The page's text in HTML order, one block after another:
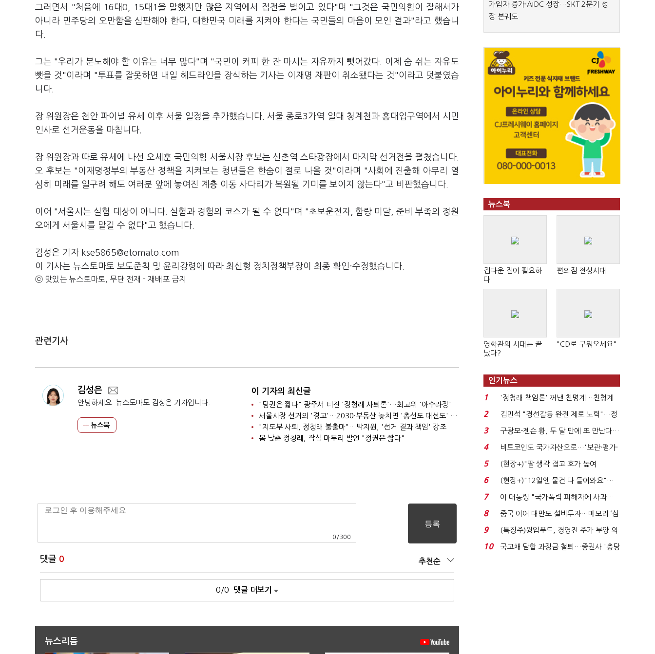
그러면서 "처음에 16대0, 15대1을 말했지만 많은 지역에서 접전을 벌이고 있다"며 "그것은 국민의힘이 잘해서가
아니라 민주당의 오만함을 심판해야 한다, 대한민국 미래를 지켜야 한다는 국민들의 마음이 모인 결과"라고 했습니
다.
그는 "우리가 분노해야 할 이유는 너무 많다"며 "국민이 커피 한 잔 마시는 자유까지 뺏어갔다. 이제 숨 쉬는 자유도
뺏을 것"이라며 "투표를 잘못하면 내일 헤드라인을 장식하는 기사는 이재명 재판이 취소됐다는 것"이라고 덧붙였습
니다.
장 위원장은 천안 파이널 유세 이후 서울 일정을 추가했습니다. 서울 종로3가역 일대 청계천과 홍대입구역에서 시민
인사로 선거운동을 마칩니다.
장 위원장과 따로 유세에 나선 오세훈 국민의힘 서울시장 후보는 신촌역 스타광장에서 마지막 선거전을 펼쳤습니다.
오 후보는 "이재명정부의 부동산 정책을 지켜보는 청년들은 한숨이 절로 나올 것"이라며 "사회에 진출해 아무리 열
심히 미래를 일구려 해도 여러분 앞에 놓여진 계층 이동 사다리가 복원될 기미를 보이지 않는다"고 비판했습니다.
이어 "서울시는 실험 대상이 아니다. 실험과 경험의 코스가 될 수 없다"며 "초보운전자, 함량 미달, 준비 부족의 정원
오에게 서울시를 맡길 수 없다"고 했습니다.
김성은 기자 kse5865@etomato.com
이 기사는 뉴스토마토 보도준칙 및 윤리강령에 따라 최신형 정치정책부장이 최종 확인·수정했습니다.
ⓒ 맛있는 뉴스토마토, 무단 전재 - 재배포 금지
관련기사
김성은
안녕하세요. 뉴스토마토 김성은 기자입니다.
뉴스북
이 기자의 최신글
"당권은 짧다" 광주서 터진 '정청래 사퇴론'…최고위 '아수라장'
서울시장 선거의 '경고'…2030·부동산 놓치면 '총선도 대선도' 패배
"지도부 사퇴, 정청래 불출마"…박지원, '선거 결과 책임' 강조
몸 낮춘 정청래, 작심 마무리 발언 "정권은 짧다"
0 /300
댓글 0 추천순
0/0 댓글 더보기
뉴스리듬
가입자 증가·AIDC 성장…SKT 2분기 성
장 본궤도
뉴스북
집다운 집이 필요하
다
편의점 전성시대
영화관의 시대는 끝
났다?
"CD로 구워오세요"
인기뉴스
1
'정청래 책임론' 꺼낸 친명계…친청계
는 추가투표 때리기...
2
김민석 "경선갈등 완전 제로 노력"…정
청래 "반명 공세 사...
3
구광모-젠슨 황, 두 달 만에 또 만난다…
로봇·AI 등 논...
4
비트코인도 국가자산으로…'보관·평가·
처분' 기준은 ...
5
(현장+)"팔 생각 접고 호가 높여
요"…'덜 똘똘한 한 채' 20...
6
(현장+)"12일엔 물건 다 들어와요"…
빈 매대 채우며 문 연 ...
7
이 대통령 "국가폭력 피해자에 사과…
적극적 조사로 진...
8
중국 이어 대만도 설비투자…메모리 ‘삼
국전쟁’
9
(특징주)윙입푸드, 경영진 주가 부양 의
지에 상한가...
10
국고채 담합 과징금 철퇴…증권사 '충당